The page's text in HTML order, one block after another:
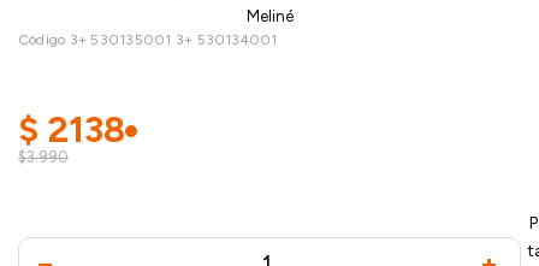
Meliné
Código 3+ 530135001 3+ 530134001
$3.990
$ 2138